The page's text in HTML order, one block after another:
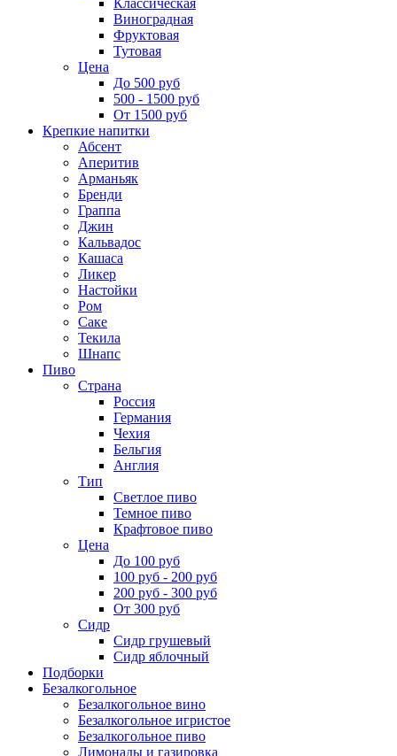
Виноградная
Фруктовая
Тутовая
Цена
До 500 руб
500 - 1500 руб
От 1500 руб
Крепкие напитки
Абсент
Аперитив
Арманьяк
Бренди
Граппа
Джин
Кальвадос
Кашаса
Ликер
Настойки
Ром
Саке
Текила
Шнапс
Пиво
Страна
Россия
Германия
Чехия
Бельгия
Англия
Тип
Светлое пиво
Темное пиво
Крафтовое пиво
Цена
До 100 руб
100 руб - 200 руб
200 руб - 300 руб
От 300 руб
Сидр
Сидр грушевый
Сидр яблочный
Подборки
Безалкогольное
Безалкогольное вино
Безалкогольное игристое
Безалкогольное пиво
Лимонады и газировка